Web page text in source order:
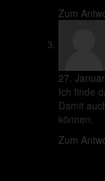
Zum
27.
Ich finde
Damit
können.
Zum